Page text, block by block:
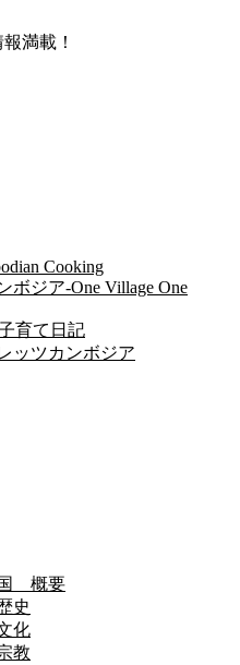
満載！
Cooking
ボジア-One Village One
育て日記
ッツカンボジア
国 概要
史
化
教